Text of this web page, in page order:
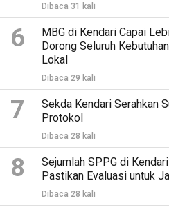
Dibaca 31 kali
6
MBG di Kendari Capai
Dorong Seluruh
Lokal
Dibaca 29 kali
7
Sekda Kendari Serahkan
Protokol
Dibaca 28 kali
8
Sejumlah SPPG di
Pastikan Evaluasi untuk
Dibaca 28 kali